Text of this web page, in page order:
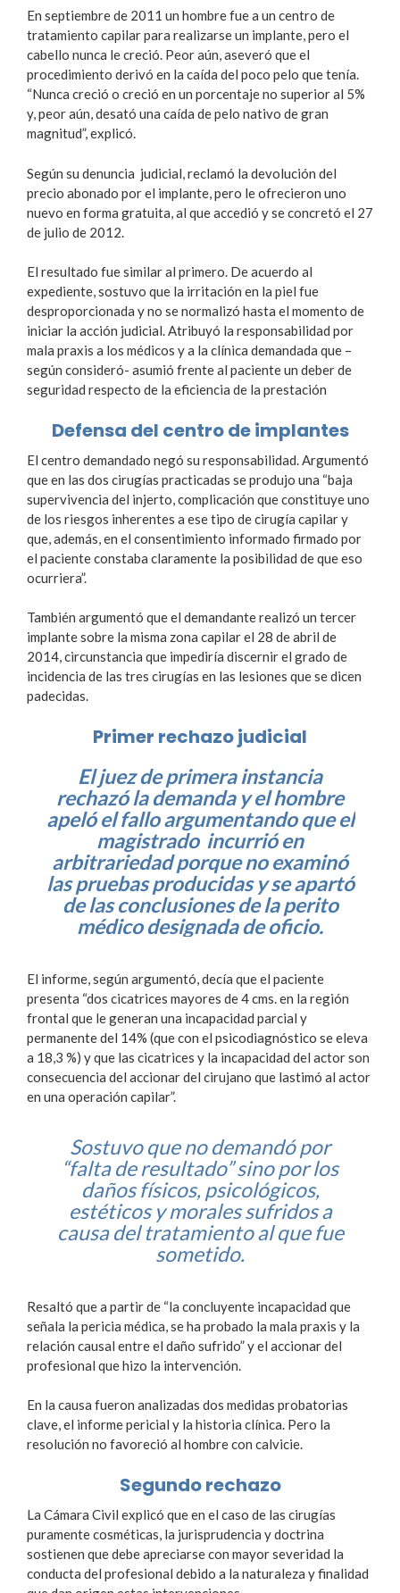
En septiembre de 2011 un hombre fue a un centro de
tratamiento capilar para realizarse un implante, pero el
cabello nunca le creció. Peor aún, aseveró que el
procedimiento derivó en la caída del poco pelo que tenía.
“Nunca creció o creció en un porcentaje no superior al 5%
y, peor aún, desató una caída de pelo nativo de gran
magnitud”, explicó.
Según su denuncia judicial, reclamó la devolución del
precio abonado por el implante, pero le ofrecieron uno
nuevo en forma gratuita, al que accedió y se concretó el 27
de julio de 2012.
El resultado fue similar al primero. De acuerdo al
expediente, sostuvo que la irritación en la piel fue
desproporcionada y no se normalizó hasta el momento de
iniciar la acción judicial. Atribuyó la responsabilidad por
mala praxis a los médicos y a la clínica demandada que –
según consideró- asumió frente al paciente un deber de
seguridad respecto de la eficiencia de la prestación
Defensa del centro de implantes
El centro demandado negó su responsabilidad. Argumentó
que en las dos cirugías practicadas se produjo una “baja
supervivencia del injerto, complicación que constituye uno
de los riesgos inherentes a ese tipo de cirugía capilar y
que, además, en el consentimiento informado firmado por
el paciente constaba claramente la posibilidad de que eso
ocurriera”.
También argumentó que el demandante realizó un tercer
implante sobre la misma zona capilar el 28 de abril de
2014, circunstancia que impediría discernir el grado de
incidencia de las tres cirugías en las lesiones que se dicen
padecidas.
Primer rechazo judicial
El juez de primera instancia
rechazó la demanda y el hombre
apeló el fallo argumentando que el
magistrado incurrió en
arbitrariedad porque no examinó
las pruebas producidas y se apartó
de las conclusiones de la perito
médico designada de oficio.
El informe, según argumentó, decía que el paciente
presenta “dos cicatrices mayores de 4 cms. en la región
frontal que le generan una incapacidad parcial y
permanente del 14% (que con el psicodiagnóstico se eleva
a 18,3 %) y que las cicatrices y la incapacidad del actor son
consecuencia del accionar del cirujano que lastimó al actor
en una operación capilar”.
Sostuvo que no demandó por
“falta de resultado” sino por los
daños físicos, psicológicos,
estéticos y morales sufridos a
causa del tratamiento al que fue
sometido.
Resaltó que a partir de “la concluyente incapacidad que
señala la pericia médica, se ha probado la mala praxis y la
relación causal entre el daño sufrido” y el accionar del
profesional que hizo la intervención.
En la causa fueron analizadas dos medidas probatorias
clave, el informe pericial y la historia clínica. Pero la
resolución no favoreció al hombre con calvicie.
Segundo rechazo
La Cámara Civil explicó que en el caso de las cirugías
puramente cosméticas, la jurisprudencia y doctrina
sostienen que debe apreciarse con mayor severidad la
conducta del profesional debido a la naturaleza y finalidad